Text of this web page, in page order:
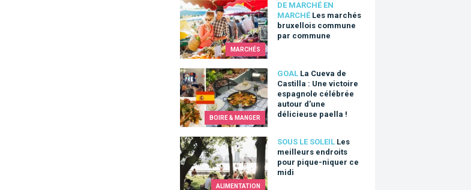
MARCHÉS
DE MARCHÉ EN
MARCHÉ Les marchés
bruxellois commune
par commune
Les marchés bruxellois commune par commune
BOIRE & MANGER
GOAL La Cueva de
Castilla : Une victoire
espagnole célébrée
autour d'une
délicieuse paella !
La Cueva de Castilla : Une victoire espagnole célébrée autour d'une
ALIMENTATION
SOUS LE SOLEIL Les
meilleurs endroits
pour pique-niquer ce
midi
Les meilleurs endroits pour pique-niquer ce midi